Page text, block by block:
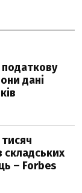
податкову
дані
складських
– Forbes